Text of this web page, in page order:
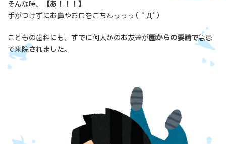
そんな時、
【あ！！！】
手がつけずにお鼻やお口をごちんっっっ( ﾟДﾟ)
こどもの歯科にも、すでに何人かのお友達が園からの要請で急患
で来院されました。